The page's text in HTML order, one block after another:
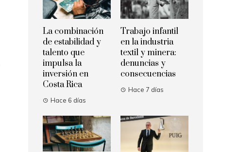
La combinación
de estabilidad y
talento que
impulsa la
inversión en
Costa Rica
Hace 6 días
Trabajo infantil
en la industria
textil y minera:
denuncias y
consecuencias
Hace 7 días